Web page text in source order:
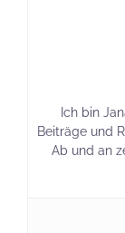
Ich bin
Beiträge und
Ab und an